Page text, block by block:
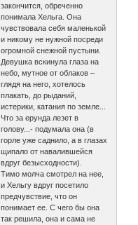
закончится, обреченно
понимала Хельга. Она
чувствовала себя маленькой
и никому не нужной посреди
огромной снежной пустыни.
Девушка вскинула глаза на
небо, мутное от облаков –
глядя на него, хотелось
плакать, до рыданий,
истерики, катания по земле...
Что за ерунда лезет в
голову...- подумала она (в
горле уже саднило, а в глазах
щипало от навалившейся
вдруг безысходности).
Тимо молча смотрел на нее,
и Хельгу вдруг посетило
предчувствие, что он
понимает ее. С чего бы она
так решила, она и сама не